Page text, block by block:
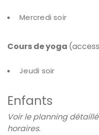
Mercredi soir
Cours de yoga
Jeudi soir
Enfants
Voir le planning
horaires.